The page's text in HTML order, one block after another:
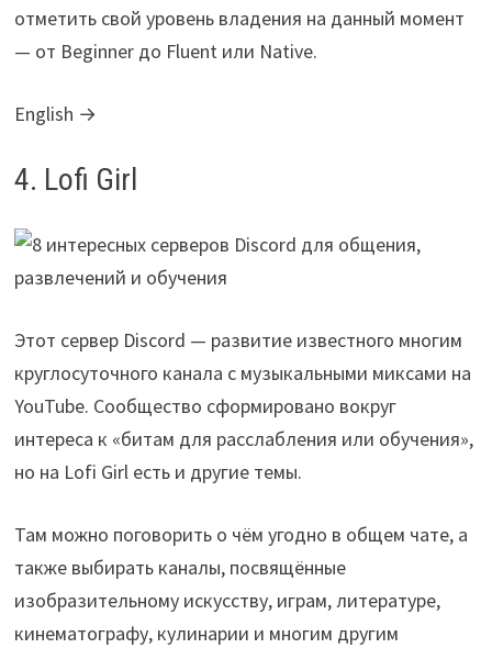
отметить свой уровень владения на данный момент
— от Beginner до Fluent или Native.
English →
4. Lofi Girl
Этот сервер Discord — развитие известного многим
круглосуточного канала с музыкальными миксами на
YouTube. Сообщество сформировано вокруг
интереса к «битам для расслабления или обучения»,
но на Lofi Girl есть и другие темы.
Там можно поговорить о чём угодно в общем чате, а
также выбирать каналы, посвящённые
изобразительному искусству, играм, литературе,
кинематографу, кулинарии и многим другим